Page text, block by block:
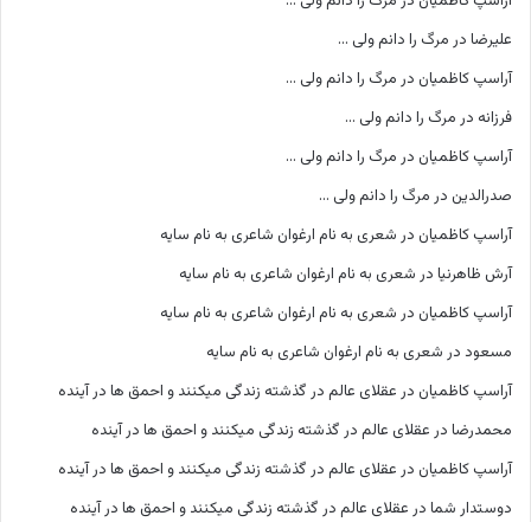
علیرضا در مرگ را دانم ولی …
آراسپ کاظمیان در مرگ را دانم ولی …
فرزانه در مرگ را دانم ولی …
آراسپ کاظمیان در مرگ را دانم ولی …
صدرالدین در مرگ را دانم ولی …
آراسپ کاظمیان در شعری به نام ارغوان شاعری به نام سایه
آرش ظاهرنیا در شعری به نام ارغوان شاعری به نام سایه
آراسپ کاظمیان در شعری به نام ارغوان شاعری به نام سایه
مسعود در شعری به نام ارغوان شاعری به نام سایه
آراسپ کاظمیان در عقلای عالم در گذشته زندگی میکنند و احمق ها در آینده
محمدرضا در عقلای عالم در گذشته زندگی میکنند و احمق ها در آینده
آراسپ کاظمیان در عقلای عالم در گذشته زندگی میکنند و احمق ها در آینده
دوستدار شما در عقلای عالم در گذشته زندگی میکنند و احمق ها در آینده